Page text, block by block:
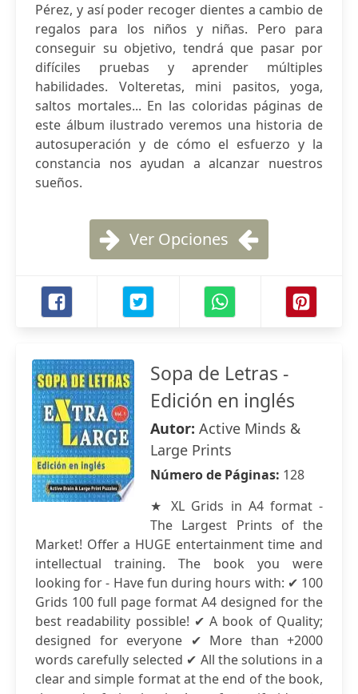
Pérez, y así poder recoger dientes a cambio de
regalos para los niños y niñas. Pero para
conseguir su objetivo, tendrá que pasar por
difíciles pruebas y aprender múltiples
habilidades. Volteretas, mini pasitos, yoga,
saltos mortales... En las coloridas páginas de
este álbum ilustrado veremos una historia de
autosuperación y de cómo el esfuerzo y la
constancia nos ayudan a alcanzar nuestros
sueños.
Ver Opciones
Sopa de Letras -
Edición en inglés
Autor: Active Minds &
Large Prints
Número de Páginas: 128
★ XL Grids in A4 format -
The Largest Prints of the
Market! Offer a HUGE entertainment time and
intellectual training. The book you were
looking for - Have fun during hours with: ✔ 100
Grids 100 full page format A4 designed for the
best readability possible! ✔ A book of Quality;
designed for everyone ✔ More than +2000
words carefully selected ✔ All the solutions in a
clear and simple format at the end of the book,